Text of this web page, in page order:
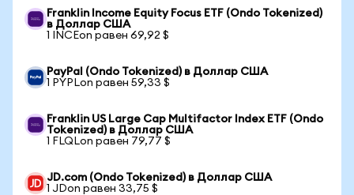
Franklin Income Equity Focus ETF (Ondo Tokenized)
в Доллар США
1 INCEon равен 69,92 $
PayPal (Ondo Tokenized) в Доллар США
1 PYPLon равен 59,33 $
Franklin US Large Cap Multifactor Index ETF (Ondo
Tokenized) в Доллар США
1 FLQLon равен 79,77 $
JD.com (Ondo Tokenized) в Доллар США
1 JDon равен 33,75 $